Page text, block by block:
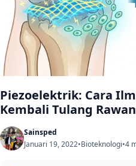
Piezoelektrik: Cara
Kembali Tulang Rawan
Sainsped
Januari 19, 2022•Bioteknologi•4